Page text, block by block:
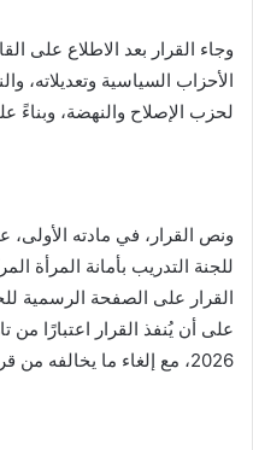
الأحزاب السياسية وتعديلاته،
لحزب الإصلاح والنهضة، وبناءً
ونص القرار، في مادته الأولى،
للجنة التدريب بأمانة المرأة
القرار على الصفحة الرسمية
على أن يُنفذ القرار اعتبارًا
2026، مع إلغاء ما يخالفه من قرارات سابقة.